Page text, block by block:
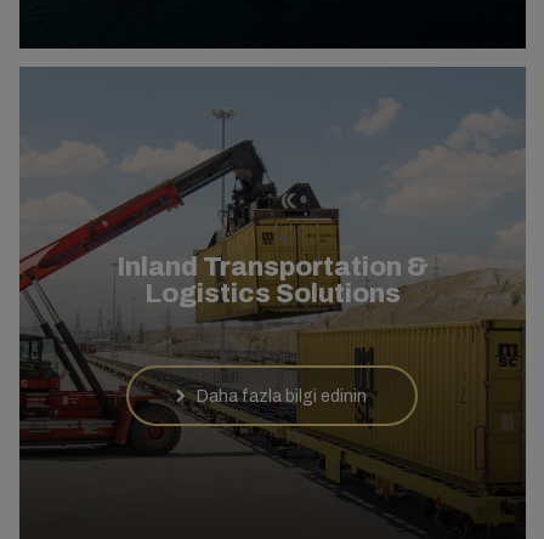
Inland Transportation &
Logistics Solutions
Daha fazla bilgi edinin